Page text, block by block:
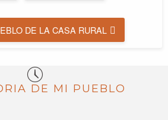
DE LA CASA RURAL
DE MI PUEBLO